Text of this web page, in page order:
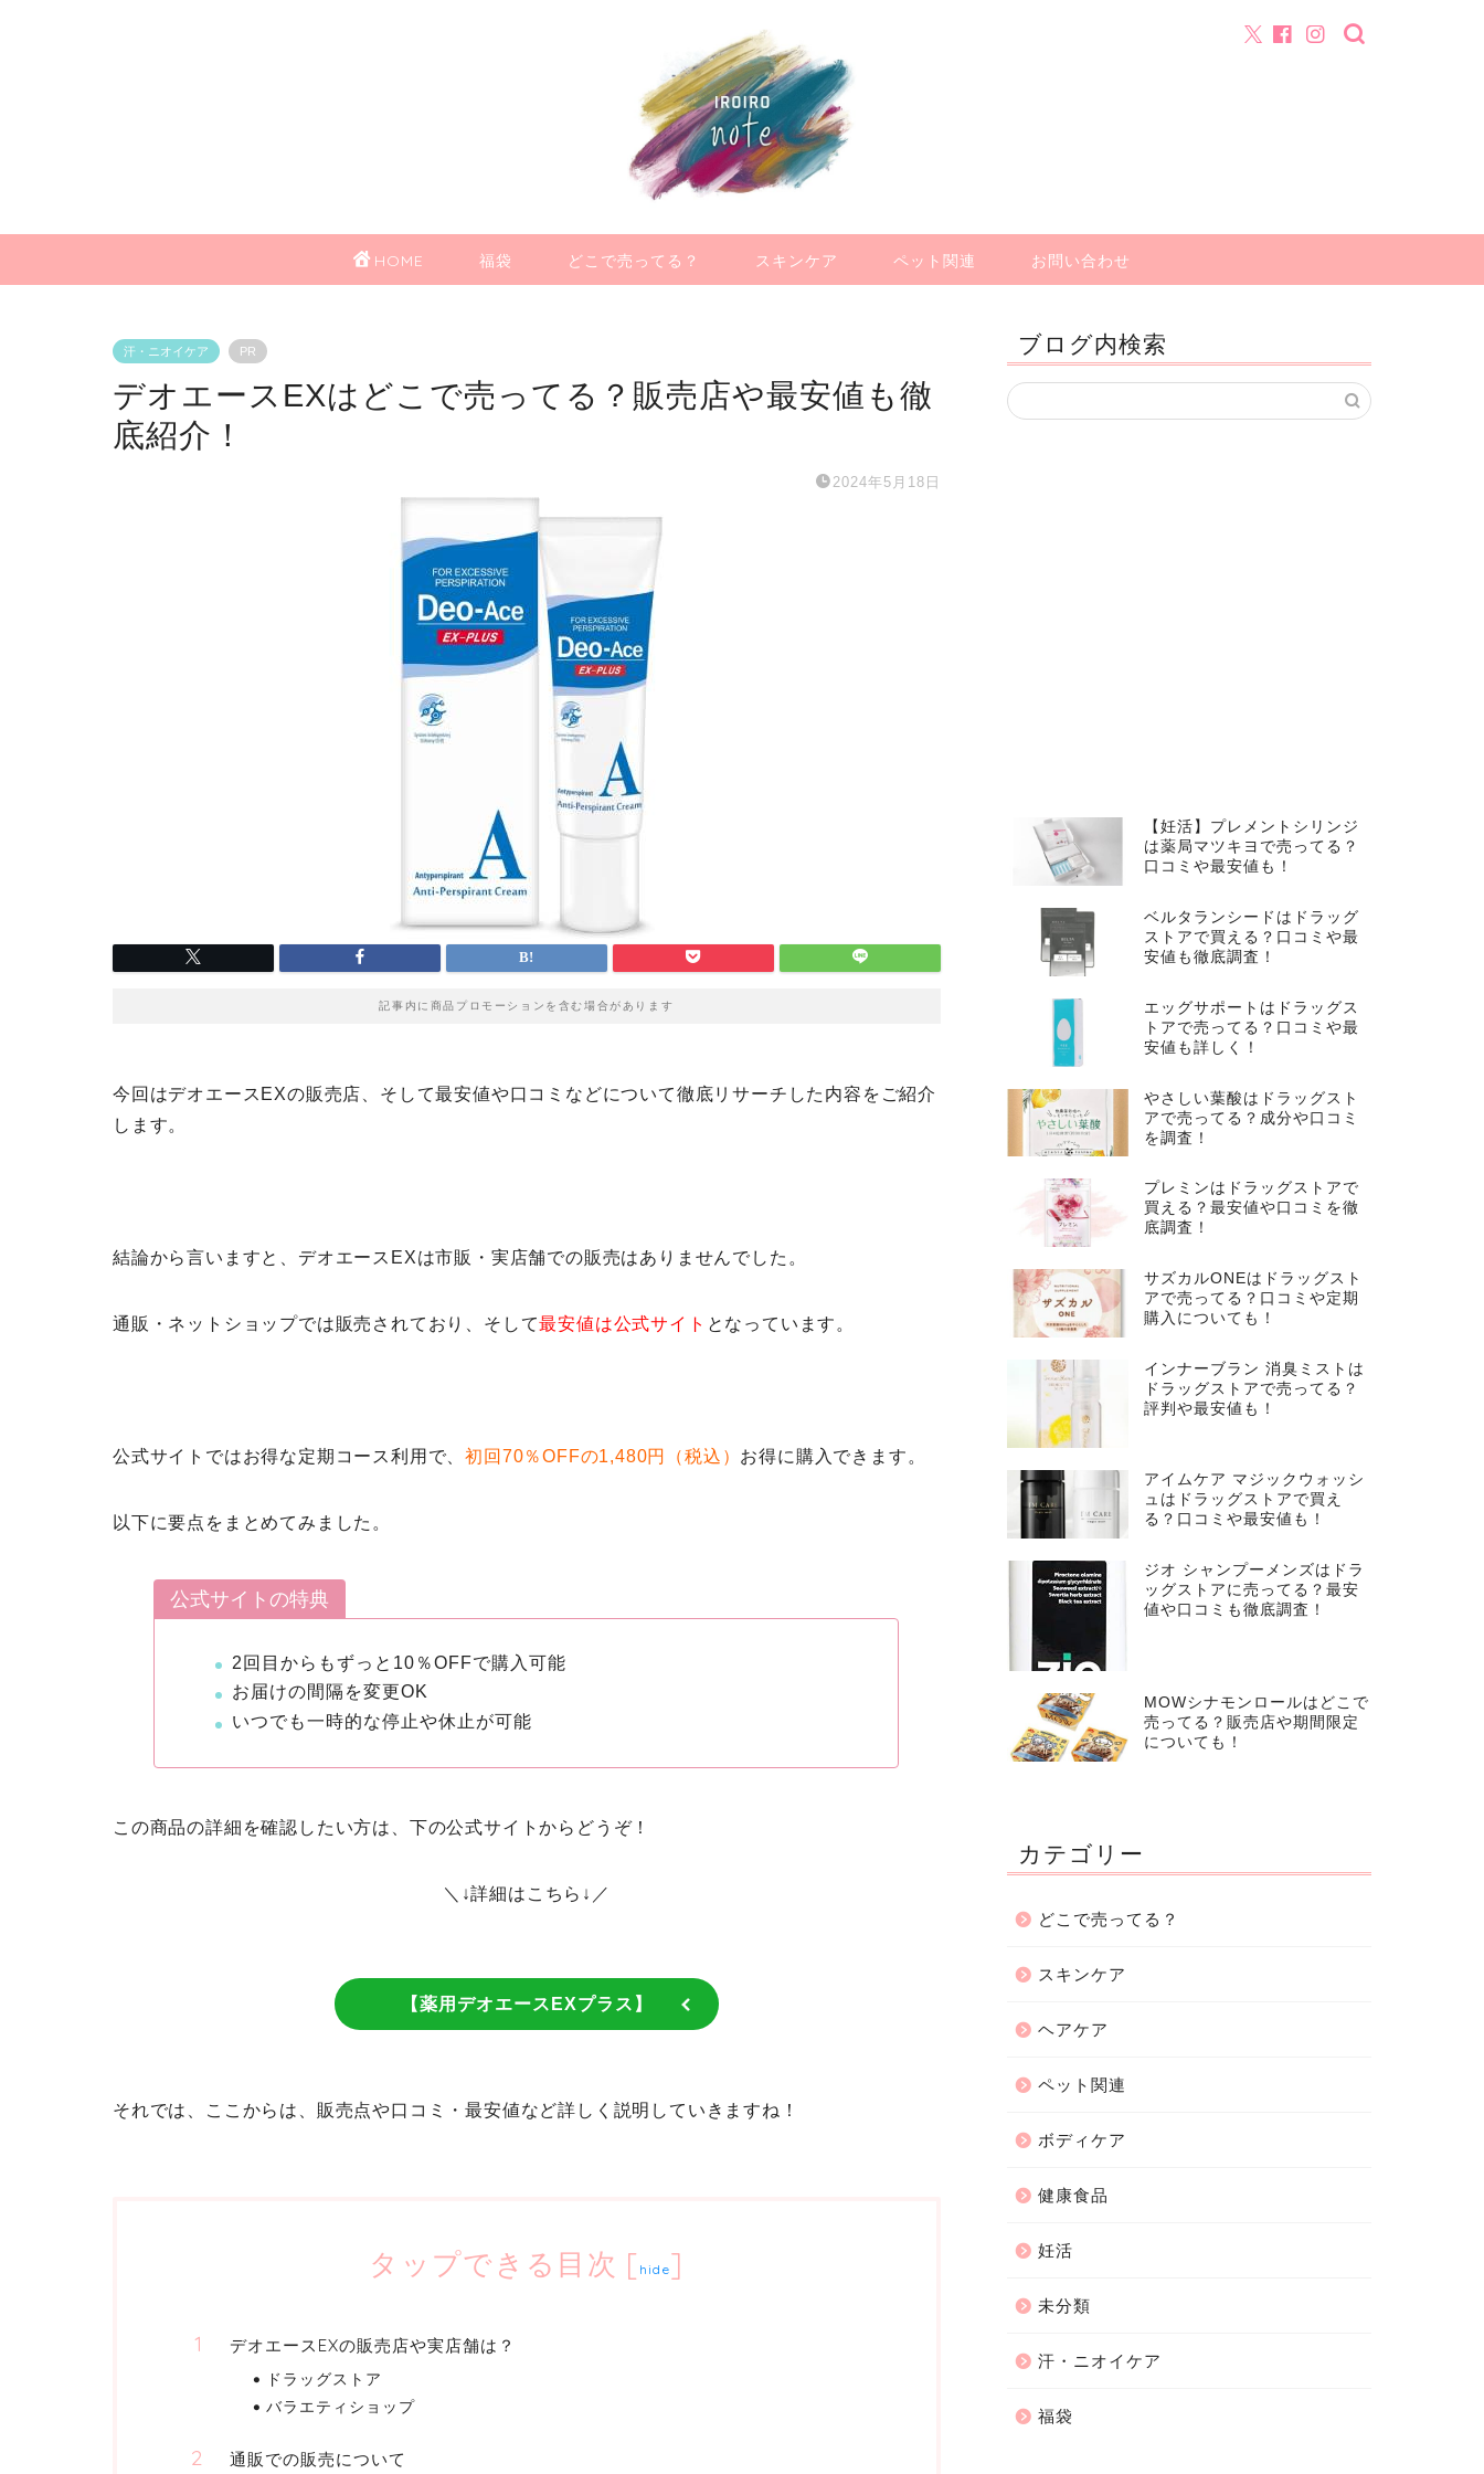
HOME 福袋 どこで売ってる？ スキンケア ペット関連 お問い合わせ
汗・ニオイケア PR
デオエースEXはどこで売ってる？販売店や最安値も徹
底紹介！
2024年5月18日
記事内に商品プロモーションを含む場合があります
今回はデオエースEXの販売店、そして最安値や口コミなどについて徹底リサーチした内容をご紹介
します。
結論から言いますと、デオエースEXは市販・実店舗での販売はありませんでした。
通販・ネットショップでは販売されており、そして最安値は公式サイト となっています。
公式サイトではお得な定期コース利用で、初回70％OFFの1,480円（税込） お得に購入できます。
以下に要点をまとめてみました。
公式サイトの特典
2回目からもずっと10％OFFで購入可能
お届けの間隔を変更OK
いつでも一時的な停止や休止が可能
この商品の詳細を確認したい方は、下の公式サイトからどうぞ！
＼↓詳細はこちら↓／
【薬用デオエースEXプラス】
それでは、ここからは、販売点や口コミ・最安値など詳しく説明していきますね！
タップできる目次 [ hide]
デオエースEXの販売店や実店舗は？
ドラッグストア
バラエティショップ
通販での販売について
ブログ内検索
【妊活】プレメントシリンジ
は薬局マツキヨで売ってる？
口コミや最安値も！
ベルタランシードはドラッグ
ストアで買える？口コミや最
安値も徹底調査！
エッグサポートはドラッグス
トアで売ってる？口コミや最
安値も詳しく！
やさしい葉酸はドラッグスト
アで売ってる？成分や口コミ
を調査！
プレミンはドラッグストアで
買える？最安値や口コミを徹
底調査！
サズカルONEはドラッグスト
アで売ってる？口コミや定期
購入についても！
インナーブラン 消臭ミストは
ドラッグストアで売ってる？
評判や最安値も！
アイムケア マジックウォッシ
ュはドラッグストアで買え
る？口コミや最安値も！
ジオ シャンプーメンズはドラ
ッグストアに売ってる？最安
値や口コミも徹底調査！
MOWシナモンロールはどこで
売ってる？販売店や期間限定
についても！
カテゴリー
どこで売ってる？
スキンケア
ヘアケア
ペット関連
ボディケア
健康食品
妊活
未分類
汗・ニオイケア
福袋